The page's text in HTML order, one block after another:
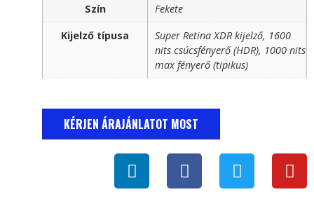
Szín
Fekete
Kijelző típusa
Super Retina XDR kijelző, 1600
nits csúcsfényerő (HDR), 1000 nits
max fényerő (tipikus)
KÉRJEN ÁRAJÁNLATOT MOST